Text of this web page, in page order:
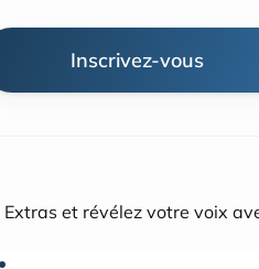
Inscrivez-vous
et révélez votre voix